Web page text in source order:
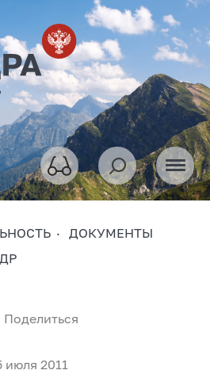
ДОКУМЕНТЫ
июля 2011
Поделиться